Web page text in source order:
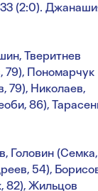
33 (2:0).
Тверитнев
79), Пономарчук
79), Николаев,
86),
Головин (Семка,
54),
82), Жильцов